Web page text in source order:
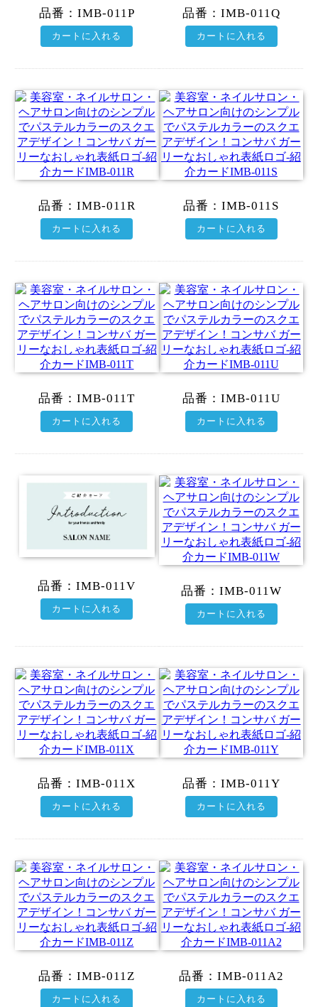
品番： IMB-011P
カートに入れる
品番： IMB-011Q
カートに入れる
品番： IMB-011R
カートに入れる
品番： IMB-011S
カートに入れる
品番：IMB-011T
カートに入れる
品番： IMB-011U
カートに入れる
品番：IMB-011V
カートに入れる
品番： IMB-011W
カートに入れる
品番：IMB-011X
カートに入れる
品番： IMB-011Y
カートに入れる
品番：IMB-011Z
カートに入れる
品番： IMB-011A2
カートに入れる